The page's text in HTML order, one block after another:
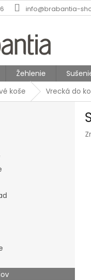
info@brabantia-
Žehlenie
koše Vrecká do